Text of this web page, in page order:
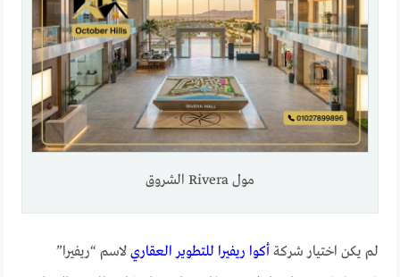
مول Rivera الشروق
لم يكن اختيار شركة أكوا ريفيرا للتطوير العقاري لاسم “ريفيرا”